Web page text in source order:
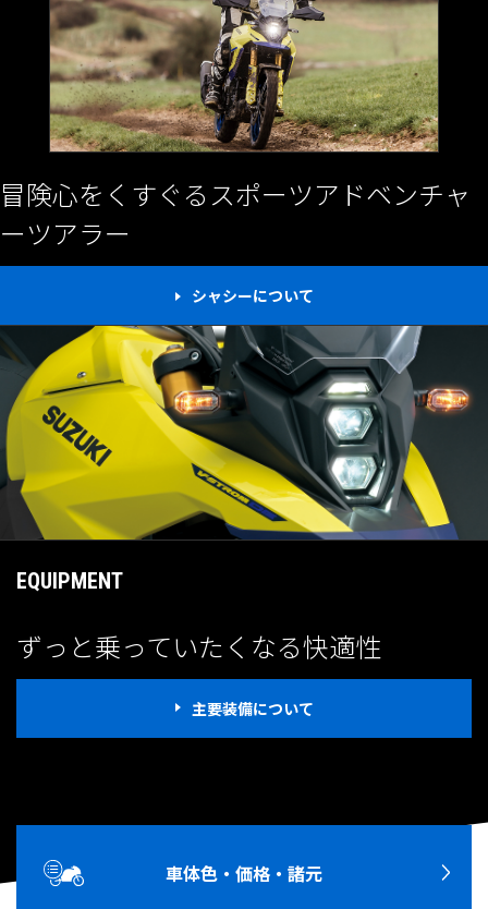
冒険心をくすぐる スポーツアドベンチャ
ーツアラー
シャシーについて
EQUIPMENT
ずっと乗っていたくなる快適性
主要装備について
車体色・価格・諸元
PRICE
メーカー希望小売価格